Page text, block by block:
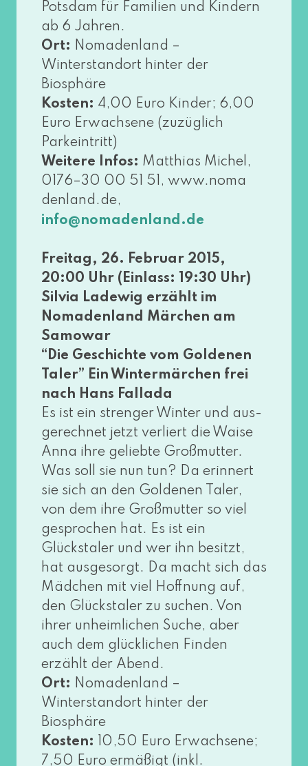
Potsdam für Familien und Kindern
ab 6 Jahren.
Ort: Nomadenland –
Winterstandort hin­ter der
Biosphäre
Kosten: 4,00 Euro Kinder; 6,00
Euro Erwachsene (zuzüg­lich
Parkeintritt)
Weitere Infos: Matthias Michel,
0176–30 00 51 51, www​.noma​
den​land​.de,
info@​nomadenland.​de
Freitag, 26. Februar 2015,
20:00 Uhr (Einlass: 19:30 Uhr)
Silvia Ladewig erzählt im
Nomadenland Märchen am
Samowar
“Die Geschichte vom Goldenen
Taler” Ein Wintermärchen frei
nach Hans Fallada
Es ist ein stren­ger Winter und aus­
ge­rech­net jetzt ver­liert die Waise
Anna ihre gelieb­te Großmutter.
Was soll sie nun tun? Da erin­nert
sie sich an den Goldenen Taler,
von dem ihre Großmutter so viel
gespro­chen hat. Es ist ein
Glückstaler und wer ihn besitzt,
hat aus­ge­sorgt. Da macht sich das
Mädchen mit viel Hoffnung auf,
den Glückstaler zu suchen. Von
ihrer unheim­li­chen Suche, aber
auch dem glück­li­chen Finden
erzählt der Abend.
Ort: Nomadenland –
Winterstandort hin­ter der
Biosphäre
Kosten: 10,50 Euro Erwachsene;
7,50 Euro ermä­ßigt (inkl.